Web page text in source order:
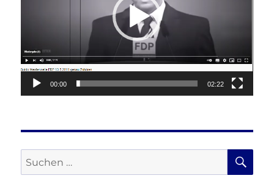
00:00 02:22
Suche
nach: